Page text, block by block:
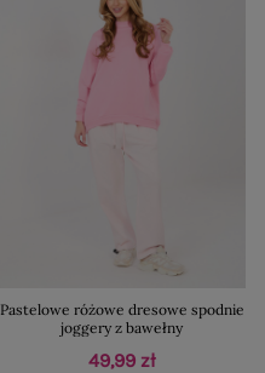
Pastelowe różowe dresowe spodnie
joggery z bawełny
49,99 zł